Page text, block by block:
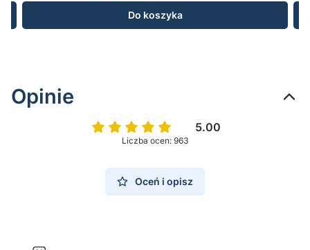
Do koszyka
Opinie
5.00
Liczba ocen: 963
Oceń i opisz